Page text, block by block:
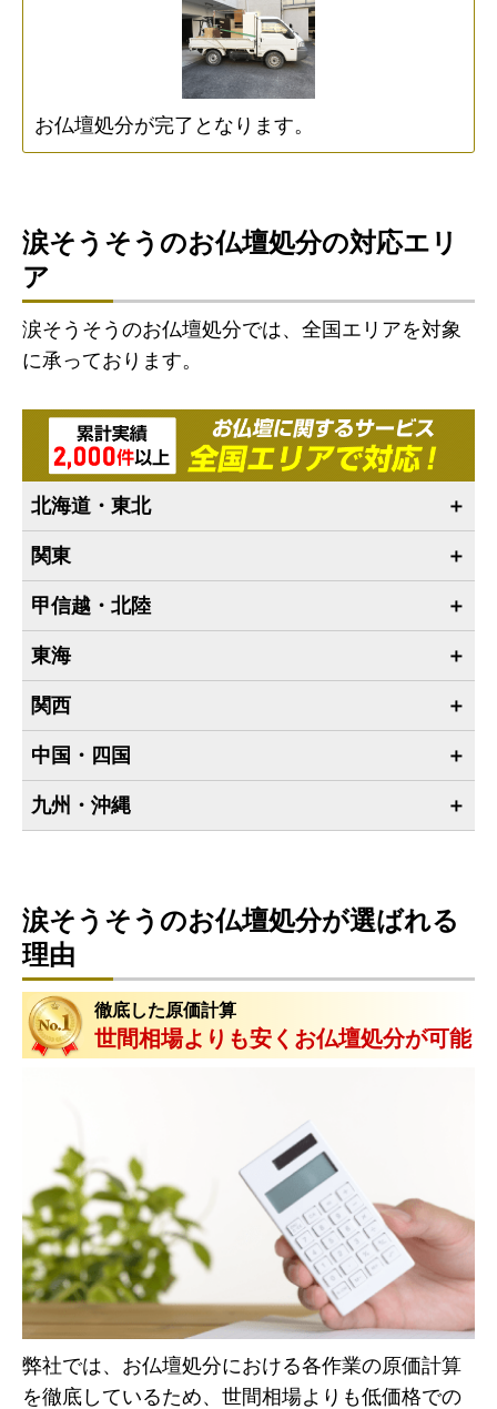
お仏壇処分が完了となります。
涙そうそうのお仏壇処分の対応エリ
ア
涙そうそうのお仏壇処分では、全国エリアを対象
に承っております。
北海道・東北
関東
甲信越・北陸
東海
関西
中国・四国
九州・沖縄
涙そうそうのお仏壇処分が選ばれる
理由
徹底した原価計算
世間相場よりも安くお仏壇処分が可能
弊社では、お仏壇処分における各作業の原価計算
を徹底しているため、世間相場よりも低価格での